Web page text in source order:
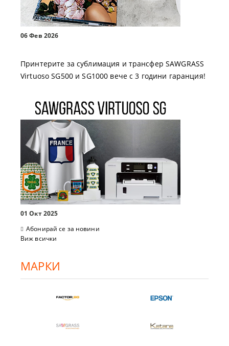
06 Фев 2026
Принтерите за сублимация и трансфер SAWGRASS
Virtuoso SG500 и SG1000 вече с 3 години гаранция!
01 Окт 2025
Абонирай се за новини
Виж всички
МАРКИ